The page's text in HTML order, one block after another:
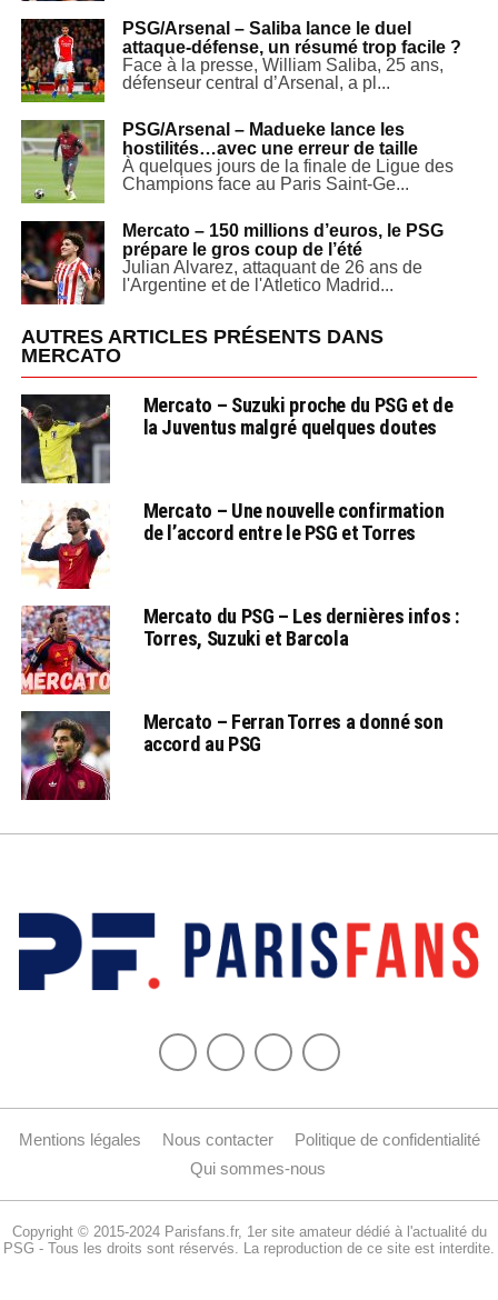
PSG/Arsenal – Saliba lance le duel
attaque-défense, un résumé trop facile ?
Face à la presse, William Saliba, 25 ans,
défenseur central d’Arsenal, a pl...
PSG/Arsenal – Madueke lance les
hostilités…avec une erreur de taille
À quelques jours de la finale de Ligue des
Champions face au Paris Saint-Ge...
Mercato – 150 millions d’euros, le PSG
prépare le gros coup de l’été
Julian Alvarez, attaquant de 26 ans de
l'Argentine et de l'Atletico Madrid...
AUTRES ARTICLES PRÉSENTS DANS
MERCATO
Mercato – Suzuki proche du PSG et de
la Juventus malgré quelques doutes
Mercato – Une nouvelle confirmation
de l’accord entre le PSG et Torres
Mercato du PSG – Les dernières infos :
Torres, Suzuki et Barcola
Mercato – Ferran Torres a donné son
accord au PSG
Mentions légales Nous contacter
Politique de confidentialité
Qui sommes-nous
Copyright © 2015-2024 Parisfans.fr, 1er site amateur dédié à l'actualité du
PSG - Tous les droits sont réservés. La reproduction de ce site est interdite.